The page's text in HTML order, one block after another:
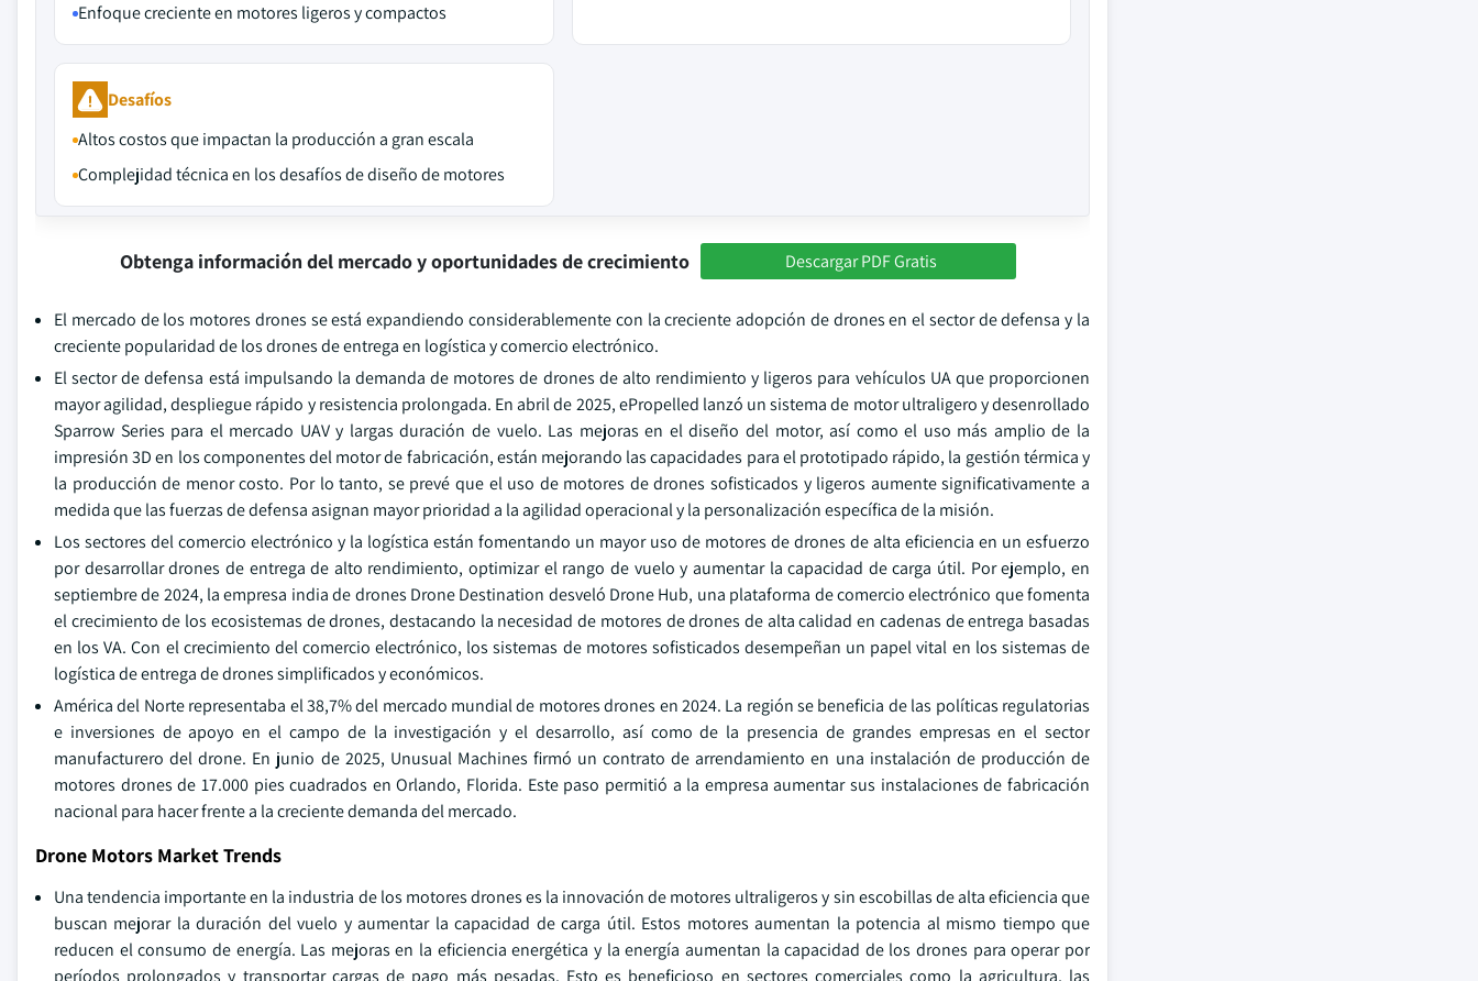
Enfoque creciente en motores ligeros y compactos
Desafíos
Altos costos que impactan la producción a gran escala
Complejidad técnica en los desafíos de diseño de motores
Obtenga información del mercado y oportunidades de crecimiento Descargar PDF Gratis
El mercado de los motores drones se está expandiendo considerablemente con la creciente adopción de drones en el sector de defensa y la
creciente popularidad de los drones de entrega en logística y comercio electrónico.
El sector de defensa está impulsando la demanda de motores de drones de alto rendimiento y ligeros para vehículos UA que proporcionen
mayor agilidad, despliegue rápido y resistencia prolongada. En abril de 2025, ePropelled lanzó un sistema de motor ultraligero y desenrollado
Sparrow Series para el mercado UAV y largas duración de vuelo. Las mejoras en el diseño del motor, así como el uso más amplio de la
impresión 3D en los componentes del motor de fabricación, están mejorando las capacidades para el prototipado rápido, la gestión térmica y
la producción de menor costo. Por lo tanto, se prevé que el uso de motores de drones sofisticados y ligeros aumente significativamente a
medida que las fuerzas de defensa asignan mayor prioridad a la agilidad operacional y la personalización específica de la misión.
Los sectores del comercio electrónico y la logística están fomentando un mayor uso de motores de drones de alta eficiencia en un esfuerzo
por desarrollar drones de entrega de alto rendimiento, optimizar el rango de vuelo y aumentar la capacidad de carga útil. Por ejemplo, en
septiembre de 2024, la empresa india de drones Drone Destination desveló Drone Hub, una plataforma de comercio electrónico que fomenta
el crecimiento de los ecosistemas de drones, destacando la necesidad de motores de drones de alta calidad en cadenas de entrega basadas
en los VA. Con el crecimiento del comercio electrónico, los sistemas de motores sofisticados desempeñan un papel vital en los sistemas de
logística de entrega de drones simplificados y económicos.
América del Norte representaba el 38,7% del mercado mundial de motores drones en 2024. La región se beneficia de las políticas regulatorias
e inversiones de apoyo en el campo de la investigación y el desarrollo, así como de la presencia de grandes empresas en el sector
manufacturero del drone. En junio de 2025, Unusual Machines firmó un contrato de arrendamiento en una instalación de producción de
motores drones de 17.000 pies cuadrados en Orlando, Florida. Este paso permitió a la empresa aumentar sus instalaciones de fabricación
nacional para hacer frente a la creciente demanda del mercado.
Drone Motors Market Trends
Una tendencia importante en la industria de los motores drones es la innovación de motores ultraligeros y sin escobillas de alta eficiencia que
buscan mejorar la duración del vuelo y aumentar la capacidad de carga útil. Estos motores aumentan la potencia al mismo tiempo que
reducen el consumo de energía. Las mejoras en la eficiencia energética y la energía aumentan la capacidad de los drones para operar por
períodos prolongados y transportar cargas de pago más pesadas. Esto es beneficioso en sectores comerciales como la agricultura, las